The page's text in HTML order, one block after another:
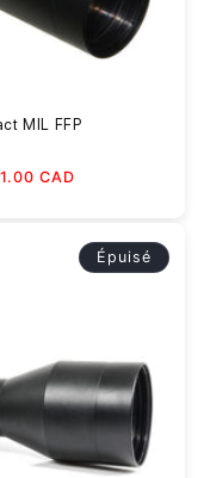
MIL FFP
:
CAD
Épuisé